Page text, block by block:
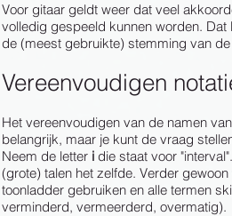
Voor gitaar geldt weer dat veel
volledig gespeeld kunnen worden. Dat
de (meest gebruikte) stemming van de
Vereenvoudigen
Het vereenvoudigen van de namen
belangrijk, maar je kunt de vraag
Neem de letter i die staat voor
(grote) talen het zelfde. Verder
toonladder gebruiken en alle termen
verminderd, vermeerderd, overmatig).